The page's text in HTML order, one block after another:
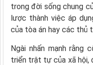
trong đời sống chung
lược thành việc áp
của tòa án hay các thủ
Ngài nhấn mạnh rằng
triển trật tự của xã hội,